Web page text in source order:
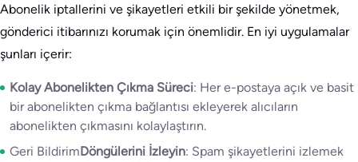
Abonelik iptallerini ve şikayetleri etkili bir şekilde yönetmek,
gönderici itibarınızı korumak için önemlidir. En iyi uygulamalar
şunları içerir:
Kolay Abonelikten Çıkma Süreci: Her e-postaya açık ve basit
bir abonelikten çıkma bağlantısı ekleyerek alıcıların
abonelikten çıkmasını kolaylaştırın.
Geri BildirimDöngülerini İzleyin: Spam şikayetlerini izlemek